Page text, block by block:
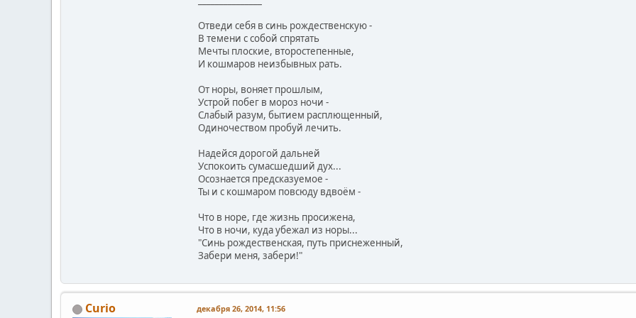
Отведи себя в синь рождественскую -
В темени с собой спрятать
Мечты плоские, второстепенные,
И кошмаров неизбывных рать.
От норы, воняет прошлым,
Устрой побег в мороз ночи -
Слабый разум, бытием расплющенный,
Одиночеством пробуй лечить.
Надейся дорогой дальней
Успокоить сумасшедший дух...
Осознается предсказуемое -
Ты и с кошмаром повсюду вдвоём -
Что в норе, где жизнь просижена,
Что в ночи, куда убежал из норы...
"Синь рождественская, путь приснеженный,
Забери меня, забери!"
Curio декабря 26, 2014, 11:56